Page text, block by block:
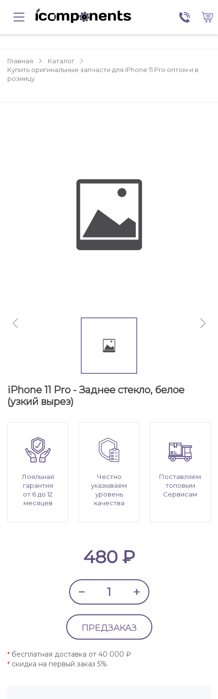
Главная
Каталог
Купить оригинальные запчасти для iPhone 11 Pro оптом и в
розницу
iPhone 11 Pro - Заднее стекло, белое
(узкий вырез)
Лояльная
гарантия
от 6 до 12
месяцев
Честно
указываем
уровень
качества
Поставляем
топовым
Сервисам
480 ₽
ПРЕДЗАКАЗ
* бесплатная доставка от 40 000 ₽
* скидка на первый заказ 5%